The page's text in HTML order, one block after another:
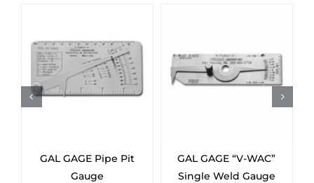
GAL GAGE Pipe Pit
Gauge
GAL GAGE “V-WAC”
Single Weld Gauge